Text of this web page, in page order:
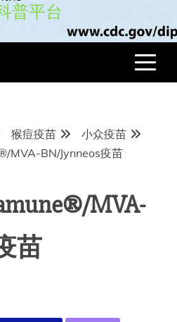
普平台
猴痘疫苗
小众疫苗
MVA-BN/Jynneos疫苗
MVA-
苗